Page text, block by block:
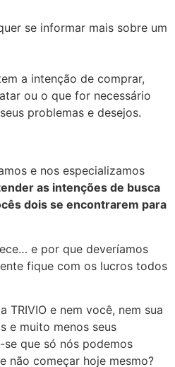
se informar mais sobre um
a intenção de comprar,
ou o que for necessário
problemas e desejos.
e nos especializamos
as intenções de busca
dois se encontrarem para
e por que deveríamos
fique com os lucros todos
TRIVIO e nem você, nem sua
e muito menos seus
que só nós podemos
não começar hoje mesmo?